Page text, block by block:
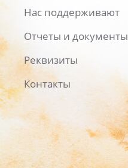
Нас поддерживают
Отчеты и документы
Реквизиты
Контакты